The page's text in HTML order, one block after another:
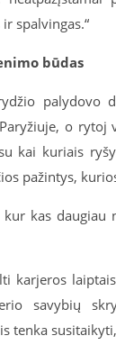
spalvingas.“
būdas
palydovo
o rytoj
kai kuriais
pažintys,
kas daugiau
karjeros
savybių
tenka